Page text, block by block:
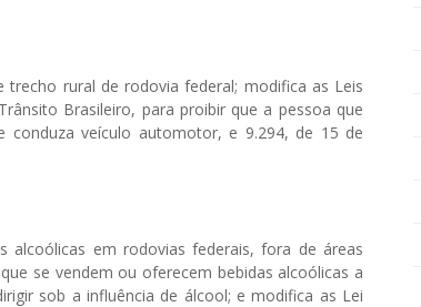
trecho rural de rodovia federal; modifica as Leis
Brasileiro, para proibir que a pessoa que
conduza veículo automotor, e 9.294, de 15 de
alcoólicas em rodovias federais, fora de áreas
se vendem ou oferecem bebidas alcoólicas a
sob a influência de álcool; e modifica as Lei